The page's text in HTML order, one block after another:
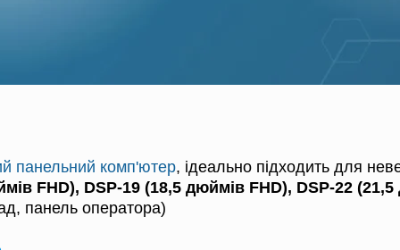
панельний комп'ютер, ідеально підходить для
FHD), DSP‑19 (18,5 дюймів FHD), DSP‑22
панель оператора)